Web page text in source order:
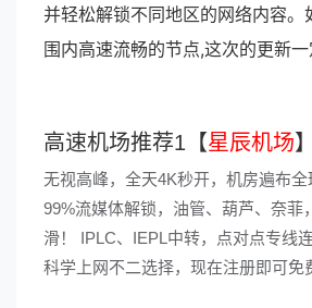
并轻松解锁不同地区的网络内容。
围内高速流畅的节点,这次的更新一
高速机场推荐1【星辰机场】
无视高峰，全天4K秒开，机房遍布全
99%流媒体解锁，油管、葫芦、奈菲
滑！ IPLC、IEPL中转，点对点专线
科学上网不二选择，现在注册即可免